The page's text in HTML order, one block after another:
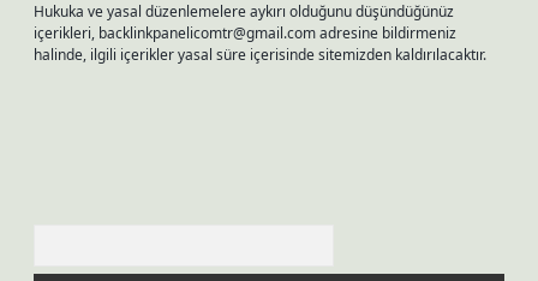
Hukuka ve yasal düzenlemelere aykırı olduğunu düşündüğünüz
içerikleri, backlinkpanelicomtr@gmail.comadresine bildirmeniz
halinde, ilgili içerikler yasal süre içerisinde sitemizden kaldırılacaktır.